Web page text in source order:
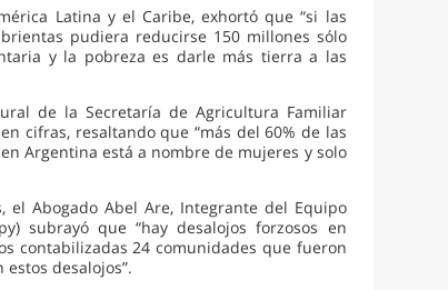
Latina y el Caribe, exhortó que “si las
pudiera reducirse 150 millones sólo
y la pobreza es darle más tierra a las
de la Secretaría de Agricultura Familiar
cifras, resaltando que “más del 60% de las
Argentina está a nombre de mujeres y solo
el Abogado Abel Are, Integrante del Equipo
subrayó que “hay desalojos forzosos en
contabilizadas 24 comunidades que fueron
desalojos”.